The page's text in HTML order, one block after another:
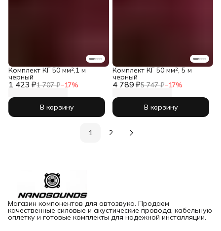
1 423 ₽1 707 ₽−17%
Комплект КГ 50 мм²,1 м
черный
В корзину
4 789 ₽5 747 ₽−17%
Комплект КГ 50 мм², 5 м
черный
В корзину
1 2
Магазин компонентов для автозвука. Продаем
качественные силовые и акустические провода, кабельную
оплетку и готовые комплекты для надежной инсталляции.